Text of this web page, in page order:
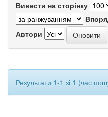
Вивести на сторінку
Автори
Результати 1-1 зі 1 (час